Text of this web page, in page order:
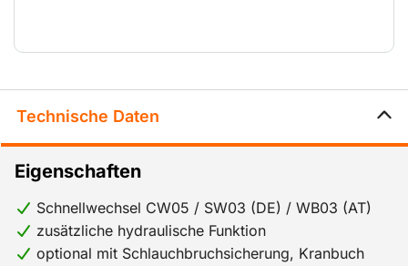
Technische Daten
Eigenschaften
Schnellwechsel CW05 / SW03 (DE) / WB03 (AT)
zusätzliche hydraulische Funktion
optional mit Schlauchbruchsicherung, Kranbuch